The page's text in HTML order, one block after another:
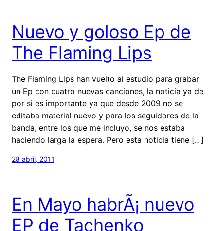
Nuevo y goloso Ep de
The Flaming Lips
The Flaming Lips han vuelto al estudio para grabar
un Ep con cuatro nuevas canciones, la noticia ya de
por si es importante ya que desde 2009 no se
editaba material nuevo y para los seguidores de la
banda, entre los que me incluyo, se nos estaba
haciendo larga la espera. Pero esta noticia tiene […]
28 abril, 2011
En Mayo habrÃ¡ nuevo
EP de Tachenko